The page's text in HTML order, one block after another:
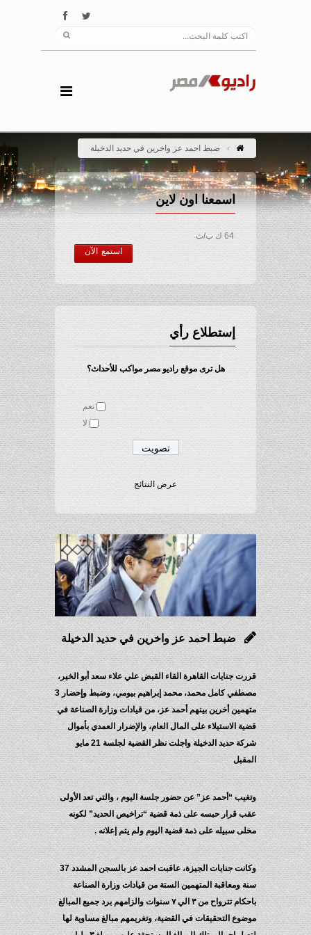
ضبط احمد عز واخرين في حديد الدخيلة
اسمعنا اون لاين
64 ك ب/ث
استمع الآن
إستطلاع رأي
هل ترى موقع راديو مصر مواكب للأحداث؟
نعم
لا
عرض النتائج
ضبط احمد عز واخرين في حديد الدخيلة
قررت جنايات القاهرة القاء القبض علي علاء سعد أبو الخير،
مصطفي كامل محمد، محمد إبراهيم بيومي، وضبط وإحضار 3
متهمين أخرين بينهم أحمد عز، من قيادات وزارة الصناعة في
قضية الاستيلاء على المال العام، والإضرار العمدي بأموال
شركة حديد الدخيلة واجلت نظر القضية لجلسة 21 مايو
المقبل
وتغيب “أحمد عز” عن حضور جلسة اليوم ، والتي تعد الأولى
عقب قرار حبسه على ذمة قضية “تراخيص الحديد” لكونه
مخلى سبيله على ذمة قضية اليوم ولم يتم إعلانه .
وكانت جنايات الجيزة، عاقبت احمد عز بالسجن المشدد 37
سنة ومعاقبة المتهمين الستة من قيادات وزارة الصناعة
باحكام تترواح من ٣ الي ٧ سنوات والزامهم برد جميع المبالغ
موضوع التحقيقات في القضية، وتغريمهم مبالغ مساوية لها